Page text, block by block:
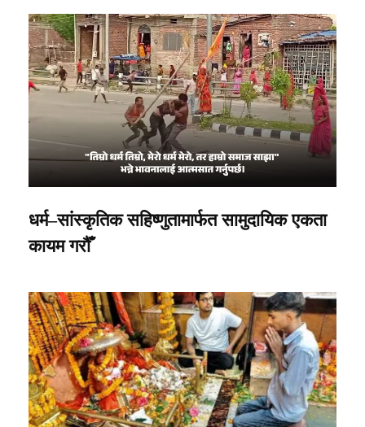
धर्म–सांस्कृतिक सहिष्णुतामार्फत सामुदायिक एकता
कायम गरौँ